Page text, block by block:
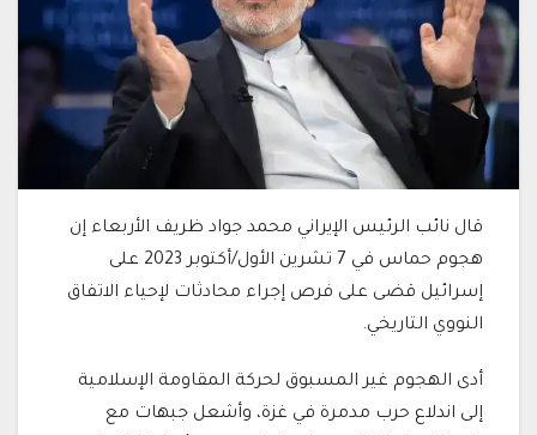
قال نائب الرئيس الإيراني محمد جواد ظريف الأربعاء إن
هجوم حماس في 7 تشرين الأول/أكتوبر 2023 على
إسرائيل قضى على فرص إجراء محادثات لإحياء الاتفاق
النووي التاريخي.
أدى الهجوم غير المسبوق لحركة المقاومة الإسلامية
إلى اندلاع حرب مدمرة في غزة، وأشعل جبهات مع